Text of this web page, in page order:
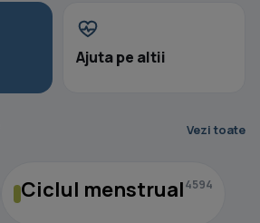
Ajuta pe altii
Vezi toate
Ciclul menstrual4594